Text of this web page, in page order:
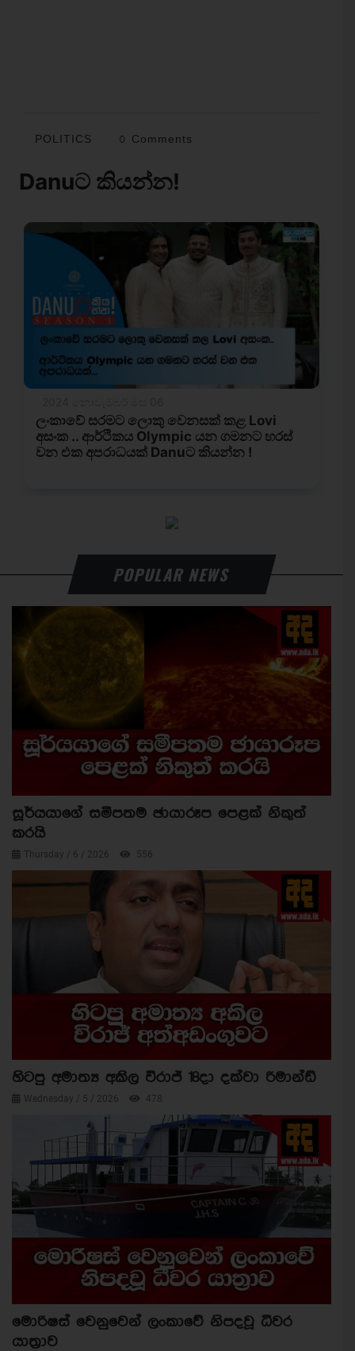
POLITICS 0 Comments
POPULAR NEWS
සූර්යයාගේ සමීපතම ඡායාරූප පෙළක් නිකුත්
කරයි
Thursday / 6 / 2026 556
හිටපු අමාත්‍ය අකිල විරාජ් 18දා දක්වා රිමාන්ඩ්
Wednesday / 5 / 2026 478
මොරිෂස් වෙනුවෙන් ලංකාවේ නිපදවූ ධීවර
යාත්‍රාව